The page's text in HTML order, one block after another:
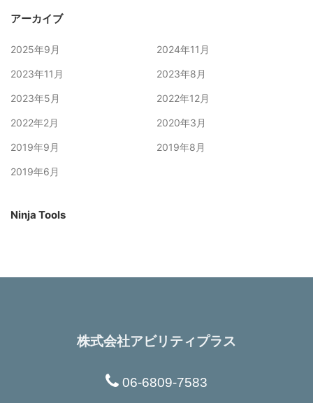
アーカイブ
2025年9月 2024年11月
2023年11月 2023年8月
2023年5月 2022年12月
2022年2月 2020年3月
2019年9月 2019年8月
2019年6月
Ninja Tools
株式会社アビリティプラス